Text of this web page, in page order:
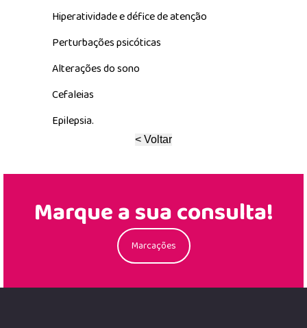
Hiperatividade e défice de atenção
Perturbações psicóticas
Alterações do sono
Cefaleias
Epilepsia.
Marque a sua consulta!
Marcações